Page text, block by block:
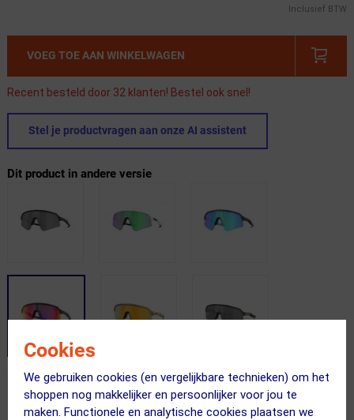
Cookies
We gebruiken cookies (en vergelijkbare technieken) om het
shoppen nog makkelijker en persoonlijker voor jou te
maken. Functionele en analytische cookies plaatsen we
Inclusief BTW
VOEG TOE AAN WINKELWAGEN
Recent besteld door 32 klanten! Bestel ook snel!
Stel je productvragen aan onze AI assistent
Dit product in andere versie